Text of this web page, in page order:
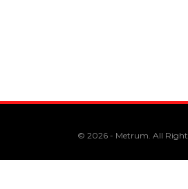
© 2026 - Metrum. All